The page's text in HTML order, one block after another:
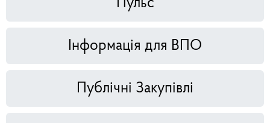
Пульс
Інформація для ВПО
Публічні Закупівлі